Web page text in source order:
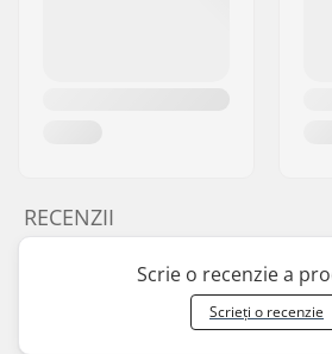
RECENZII
Scrie o recenzie a
Scrieți o recenzie